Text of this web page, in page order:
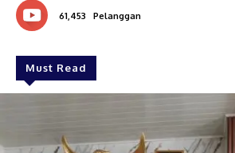
61,453 Pelanggan
Must Read